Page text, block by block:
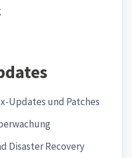
Updates und Patches
Disaster Recovery